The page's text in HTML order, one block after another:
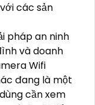
các sản
pháp an ninh
và doanh
Wifi
đang là một
cần xem